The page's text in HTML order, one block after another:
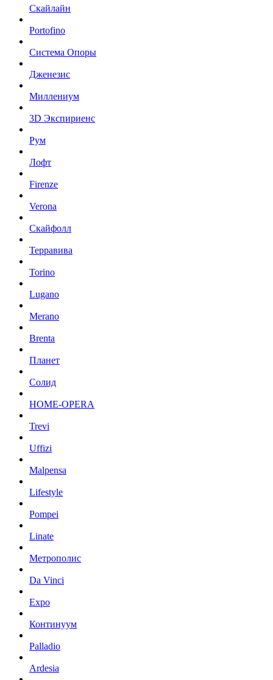
Скайлайн
Portofino
Система Опоры
Дженезис
Миллениум
3D Экспириенс
Рум
Лофт
Firenze
Verona
Скайфолл
Терравива
Torino
Lugano
Merano
Brenta
Планет
Солид
HOME-OPERA
Trevi
Uffizi
Malpensa
Lifestyle
Pompei
Linate
Метрополис
Da Vinci
Expo
Континуум
Palladio
Ardesia